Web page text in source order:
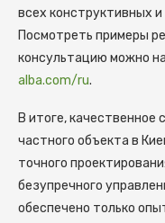
всех конструктивных
Посмотреть примеры
консультацию можно
alba.com/ru.
В итоге, качественное
частного объекта в
точного
безупречного
обеспечено только